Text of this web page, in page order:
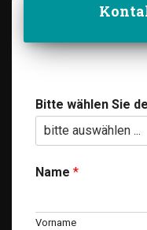
Bitte wählen Sie
Name *
Vorname